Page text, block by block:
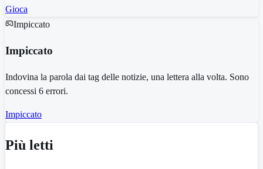
Gioca
Impiccato
Impiccato
Indovina la parola dai tag delle notizie, una lettera alla volta. Sono
concessi 6 errori.
Impiccato
Più letti